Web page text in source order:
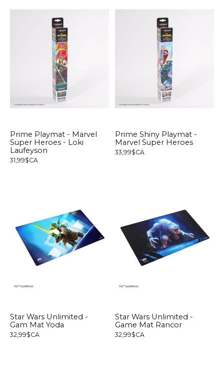
Prime Playmat - Marvel
Super Heroes - Loki
Laufeyson
31,99$CA
Prime Shiny Playmat -
Marvel Super Heroes
33,99$CA
Star Wars Unlimited -
Gam Mat Yoda
32,99$CA
Star Wars Unlimited -
Game Mat Rancor
32,99$CA